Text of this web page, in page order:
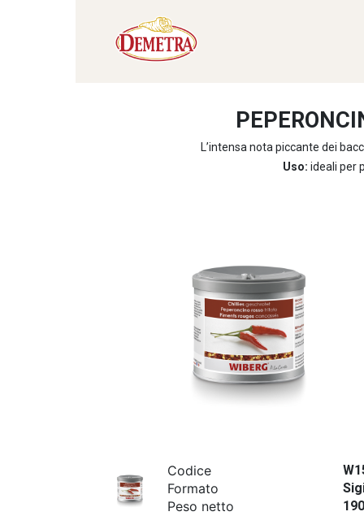
L’intensa nota piccante dei
Uso: ideali per
Codice
Formato
Peso netto